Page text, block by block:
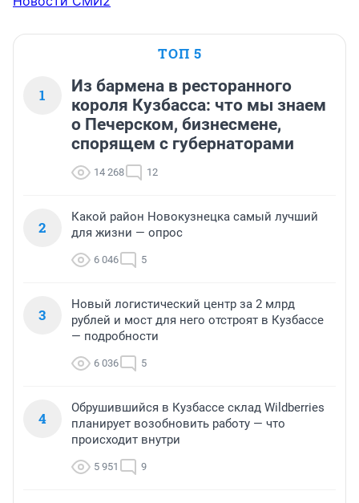
ТОП 5
1
Из бармена в ресторанного
короля Кузбасса: что мы знаем
о Печерском, бизнесмене,
спорящем с губернаторами
14 268 12
2
Какой район Новокузнецка самый лучший
для жизни — опрос
6 046 5
3
Новый логистический центр за 2 млрд
рублей и мост для него отстроят в Кузбассе
— подробности
6 036 5
4
Обрушившийся в Кузбассе склад Wildberries
планирует возобновить работу — что
происходит внутри
5 951 9